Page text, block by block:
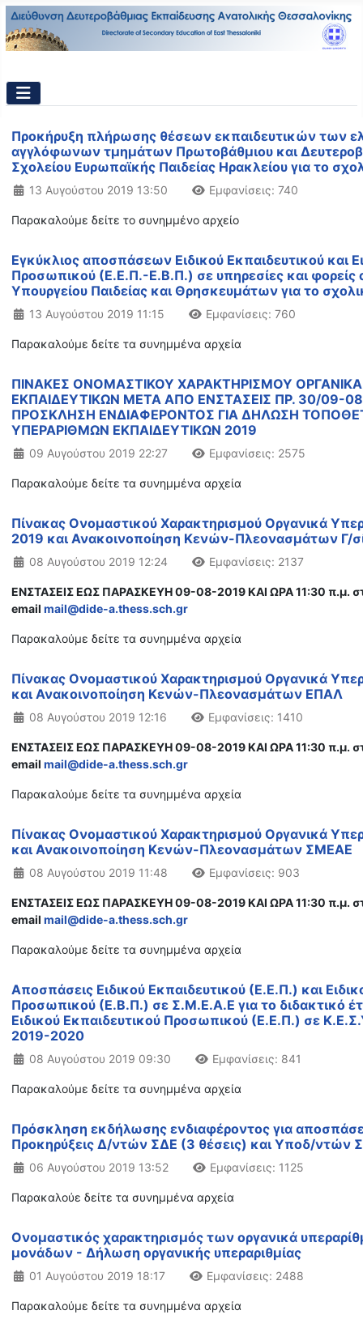
Προκήρυξη πλήρωσης θέσεων εκπαιδευτικών των
αγγλόφωνων τμημάτων Πρωτοβάθμιου και
Σχολείου Ευρωπαϊκής Παιδείας Ηρακλείου για το
Λεπτομέρειες
13 Αυγούστου 2019 13:50 Εμφανίσεις: 740
Παρακαλούμε δείτε το συνημμένο αρχείο
Εγκύκλιος αποσπάσεων Ειδικού Εκπαιδευτικού και
Προσωπικού (Ε.Ε.Π.-Ε.Β.Π.) σε υπηρεσίες και φορείς
Υπουργείου Παιδείας και Θρησκευμάτων για το
Λεπτομέρειες
13 Αυγούστου 2019 11:15 Εμφανίσεις: 760
Παρακαλούμε δείτε τα συνημμένα αρχεία
ΠΙΝΑΚΕΣ ΟΝΟΜΑΣΤΙΚΟΥ ΧΑΡΑΚΤΗΡΙΣΜΟΥ
ΕΚΠΑΙΔΕΥΤΙΚΩΝ ΜΕΤΑ ΑΠΟ ΕΝΣΤΑΣΕΙΣ ΠΡ. 30/09-
ΠΡΟΣΚΛΗΣΗ ΕΝΔΙΑΦΕΡΟΝΤΟΣ ΓΙΑ ΔΗΛΩΣΗ
ΥΠΕΡΑΡΙΘΜΩΝ ΕΚΠΑΙΔΕΥΤΙΚΩΝ 2019
Λεπτομέρειες
09 Αυγούστου 2019 22:27 Εμφανίσεις: 2575
Παρακαλούμε δείτε τα συνημμένα αρχεία
Πίνακας Ονομαστικού Χαρακτηρισμού Οργανικά
2019 και Ανακοινοποίηση Κενών-Πλεονασμάτων Γ/
Λεπτομέρειες
08 Αυγούστου 2019 12:24 Εμφανίσεις: 2137
ΕΝΣΤΑΣΕΙΣ ΕΩΣ ΠΑΡΑΣΚΕΥΗ 09-08-2019 ΚΑΙ ΩΡΑ 11:30 π.μ.
email mail@dide-a.thess.sch.gr
Παρακαλούμε δείτε τα συνημμένα αρχεία
Πίνακας Ονομαστικού Χαρακτηρισμού Οργανικά
και Ανακοινοποίηση Κενών-Πλεονασμάτων ΕΠΑΛ
Λεπτομέρειες
08 Αυγούστου 2019 12:16 Εμφανίσεις: 1410
ΕΝΣΤΑΣΕΙΣ ΕΩΣ ΠΑΡΑΣΚΕΥΗ 09-08-2019 ΚΑΙ ΩΡΑ 11:30 π.μ.
email mail@dide-a.thess.sch.gr
Παρακαλούμε δείτε τα συνημμένα αρχεία
Πίνακας Ονομαστικού Χαρακτηρισμού Οργανικά
και Ανακοινοποίηση Κενών-Πλεονασμάτων ΣΜΕΑΕ
Λεπτομέρειες
08 Αυγούστου 2019 11:48 Εμφανίσεις: 903
ΕΝΣΤΑΣΕΙΣ ΕΩΣ ΠΑΡΑΣΚΕΥΗ 09-08-2019 ΚΑΙ ΩΡΑ 11:30 π.μ.
email mail@dide-a.thess.sch.gr
Παρακαλούμε δείτε τα συνημμένα αρχεία
Αποσπάσεις Ειδικού Εκπαιδευτικού (Ε.Ε.Π.) και
Προσωπικού (Ε.Β.Π.) σε Σ.Μ.Ε.Α.Ε για το διδακτικό
Ειδικού Εκπαιδευτικού Προσωπικού (Ε.Ε.Π.) σε
2019-2020
Λεπτομέρειες
08 Αυγούστου 2019 09:30 Εμφανίσεις: 841
Παρακαλούμε δείτε τα συνημμένα αρχεία
Πρόσκληση εκδήλωσης ενδιαφέροντος για
Προκηρύξεις Δ/ντών ΣΔΕ (3 θέσεις) και Υποδ/ντών
Λεπτομέρειες
06 Αυγούστου 2019 13:52 Εμφανίσεις: 1125
Παρακαλούε δείτε τα συνημμένα αρχεία
Ονομαστικός χαρακτηρισμός των οργανικά
μονάδων - Δήλωση οργανικής υπεραριθμίας
Λεπτομέρειες
01 Αυγούστου 2019 18:17 Εμφανίσεις: 2488
Παρακαλούμε δείτε τα συνημμένα αρχεία